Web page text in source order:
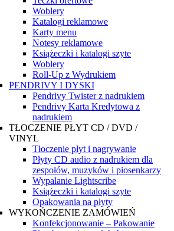
Woblery
Katalogi reklamowe
Karty menu
Notesy reklamowe
Książeczki i katalogi szyte
Woblery
Roll-Up z Wydrukiem
PENDRIVY I DYSKI
Pendrivy Twister z nadrukiem
Pendrivy Karta Kredytowa z
nadrukiem
TŁOCZENIE PŁYT CD / DVD /
VINYL
Tłoczenie płyt i nagrywanie
Płyty CD audio z nadrukiem dla
zespołów, muzyków i piosenkarzy
Wypalanie Lightscribe
Książeczki i katalogi szyte
Opakowania na płyty
WYKOŃCZENIE ZAMÓWIEŃ
Konfekcjonowanie – Pakowanie